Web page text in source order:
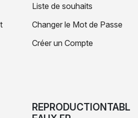
Liste de souhaits
Changer le Mot de Passe
Créer un Compte
REPRODUCTIONTABL